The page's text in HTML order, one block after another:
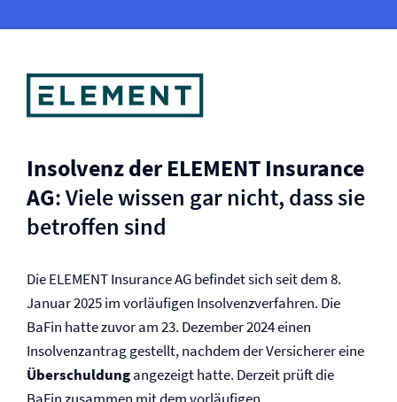
Insolvenz der ELEMENT Insurance
AG: Viele wissen gar nicht, dass sie
betroffen sind
Die ELEMENT Insurance AG befindet sich seit dem 8.
Januar 2025 im vorläufigen Insolvenzverfahren. Die
BaFin hatte zuvor am 23. Dezember 2024 einen
Insolvenzantrag gestellt, nachdem der Versicherer eine
Überschuldungangezeigt hatte. Derzeit prüft die